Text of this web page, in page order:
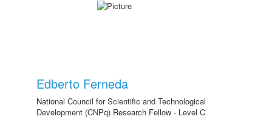
Edberto Ferneda
National Council for Scientific and Technological
Development (CNPq) Research Fellow - Level C